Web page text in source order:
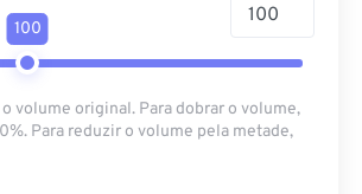
100
volume original. Para dobrar o volume,
Para reduzir o volume pela metade,